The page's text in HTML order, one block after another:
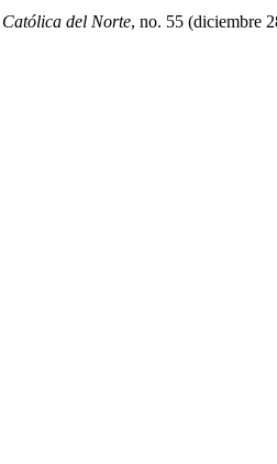
del Norte, no. 55 (diciembre